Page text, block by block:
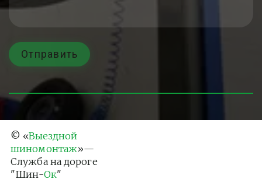
Отправить
© «Выездной
шиномонтаж»—
Служба на дороге
"Шин-Ок"